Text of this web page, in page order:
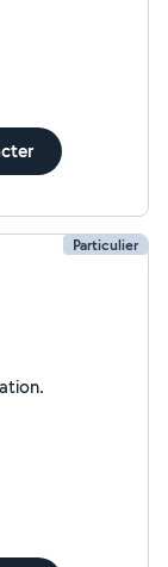
Particulier
présentation.